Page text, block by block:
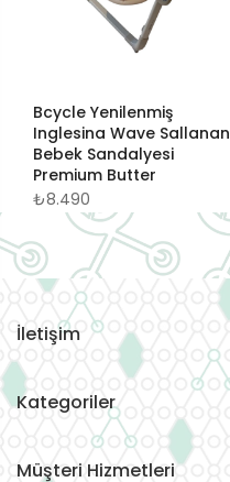
Bcycle Yenilenmiş
Inglesina Wave Sallanan
Bebek Sandalyesi
Premium Butter
₺8.490
İletişim
Kategoriler
Müşteri Hizmetleri